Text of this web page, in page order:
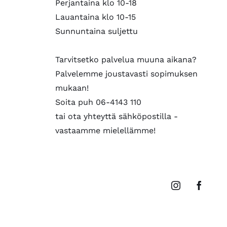
Perjantaina klo 10-18
Lauantaina klo 10-15
Sunnuntaina suljettu
Tarvitsetko palvelua muuna aikana?
Palvelemme joustavasti sopimuksen
mukaan!
Soita puh 06-4143 110
tai ota yhteyttä sähköpostilla -
vastaamme mielellämme!
Instagram